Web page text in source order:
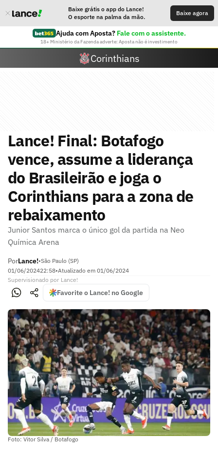
Baixe grátis o app do Lance!
O esporte na palma da mão.
Baixe agora
Ajuda com Aposta? Fale com o assistente.
18+ Ministério da Fazenda adverte: Aposta não é investimento
Corinthians
Lance! Final: Botafogo
vence, assume a liderança
do Brasileirão e joga o
Corinthians para a zona de
rebaixamento
Junior Santos marca o único gol da partida na Neo
Química Arena
PorLance!•São Paulo (SP)
01/06/202422:58•Atualizado em 01/06/2024
Supervisionado por Lance!
Favorite o Lance! no Google
Foto: Vitor Silva / Botafogo